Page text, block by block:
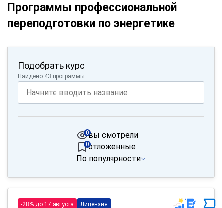
Программы профессиональной
переподготовки по энергетике
Подобрать курс
Найдено 43 программы
вы смотрели
0
отложенные
0
По популярности
-28% до 17 августа Лицензия